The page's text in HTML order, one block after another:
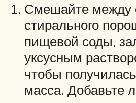
Смешайте между
стирального
пищевой соды,
уксусным
чтобы
масса. Добавьте